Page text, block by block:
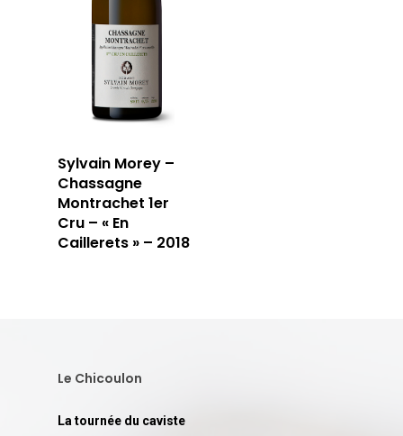
Sylvain Morey –
Chassagne
Montrachet 1er
Cru – « En
Caillerets » – 2018
Le Chicoulon
La tournée du caviste